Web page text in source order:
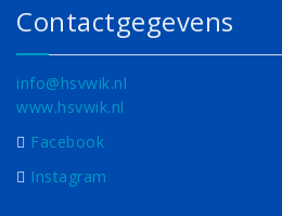
Contactgegevens
info@hsvwik.nl
www.hsvwik.nl
Facebook
Instagram